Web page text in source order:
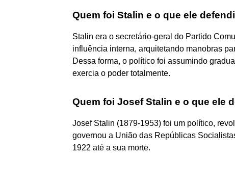
Quem foi Stalin e o que ele
Stalin era o secretário-geral do Partido
influência interna, arquitetando manobras
Dessa forma, o político foi assumindo
exercia o poder totalmente.
Quem foi Josef Stalin e o que ele
Josef Stalin (1879-1953) foi um político,
governou a União das Repúblicas
1922 até a sua morte.